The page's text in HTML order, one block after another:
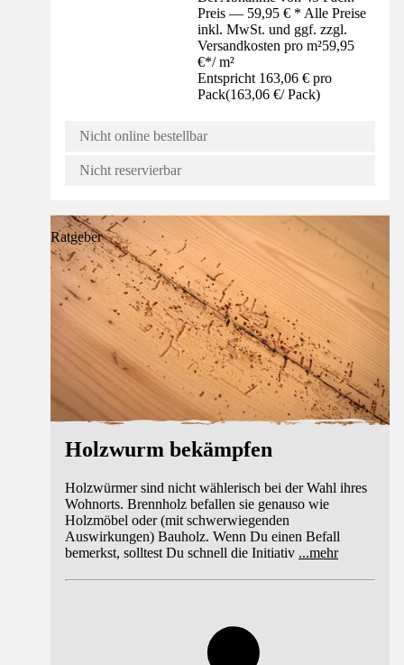
Preis — 59,95 € * Alle Preise
inkl. MwSt. und ggf. zzgl.
Versandkosten pro m²59,95
€*/ m²
Entspricht 163,06 € pro
Pack(163,06 €/ Pack)
Nicht online bestellbar
Nicht reservierbar
Ratgeber
Holzwurm bekämpfen
Holzwürmer sind nicht wählerisch bei der Wahl ihres
Wohnorts. Brennholz befallen sie genauso wie
Holzmöbel oder (mit schwerwiegenden
Auswirkungen) Bauholz. Wenn Du einen Befall
bemerkst, solltest Du schnell die Initiativ ...mehr